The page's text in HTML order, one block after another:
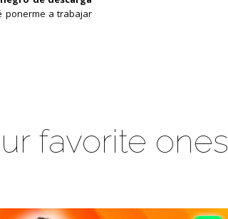
ponerme a trabajar
favorite ones